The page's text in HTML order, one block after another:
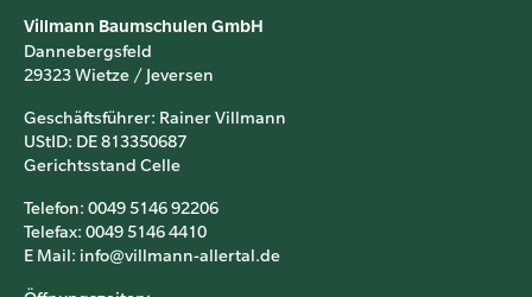
Villmann Baumschulen GmbH
Dannebergsfeld
29323 Wietze / Jeversen
Geschäftsführer: Rainer Villmann
UStID: DE 813350687
Gerichtsstand Celle
Telefon: 0049 5146 92206
Telefax: 0049 5146 4410
E Mail: info@villmann-allertal.de